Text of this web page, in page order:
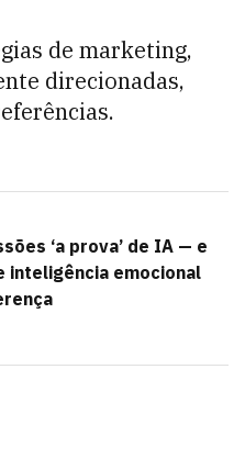
de marketing,
direcionadas,
‘a prova’ de IA — e
inteligência emocional